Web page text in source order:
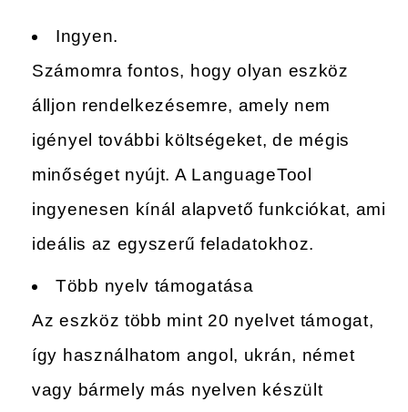
Ingyen.
Számomra fontos, hogy olyan eszköz
álljon rendelkezésemre, amely nem
igényel további költségeket, de mégis
minőséget nyújt. A LanguageTool
ingyenesen kínál alapvető funkciókat, ami
ideális az egyszerű feladatokhoz.
Több nyelv támogatása
Az eszköz több mint 20 nyelvet támogat,
így használhatom angol, ukrán, német
vagy bármely más nyelven készült